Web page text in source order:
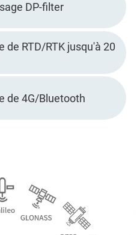
DP-filter
de RTD/RTK jusqu'à 20
de 4G/Bluetooth